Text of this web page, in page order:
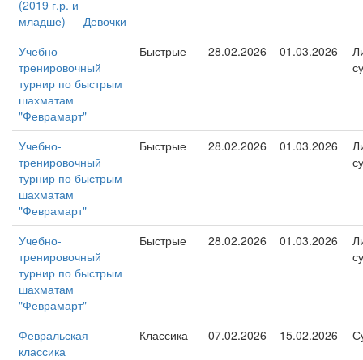
(2019 г.р. и
младше) — Девочки
Учебно-
тренировочный
турнир по быстрым
шахматам
"Феврамарт"
Быстрые 28.02.2026 01.03.2026
Учебно-
тренировочный
турнир по быстрым
шахматам
"Феврамарт"
Быстрые 28.02.2026 01.03.2026
Учебно-
тренировочный
турнир по быстрым
шахматам
"Феврамарт"
Быстрые 28.02.2026 01.03.2026
Февральская
классика
Классика 07.02.2026 15.02.2026